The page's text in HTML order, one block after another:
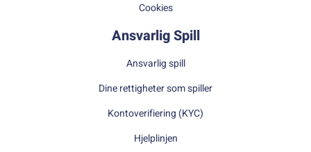
Cookies
Ansvarlig Spill
Ansvarlig spill
Dine rettigheter som spiller
Kontoverifiering (KYC)
Hjelplinjen